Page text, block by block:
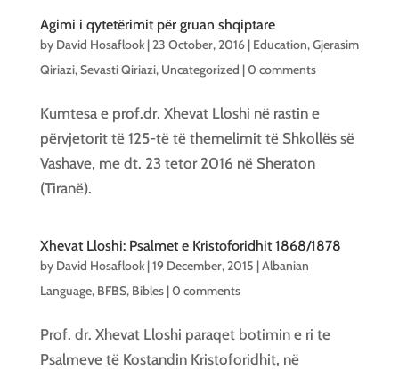
Agimi i qytetërimit për gruan shqiptare
by David Hosaflook|23 October, 2016| Education,Gjerasim
Qiriazi,Sevasti Qiriazi, Uncategorized |0 comments
Kumtesa e prof.dr. Xhevat Lloshi në rastin e
përvjetorit të 125-të të themelimit të Shkollës së
Vashave, me dt. 23 tetor 2016 në Sheraton
(Tiranë).
Xhevat Lloshi: Psalmet e Kristoforidhit 1868/1878
by David Hosaflook|19 December, 2015 |Albanian
Language, BFBS, Bibles|0 comments
Prof. dr. Xhevat Lloshi paraqet botimin e ri te
Psalmeve të Kostandin Kristoforidhit, në